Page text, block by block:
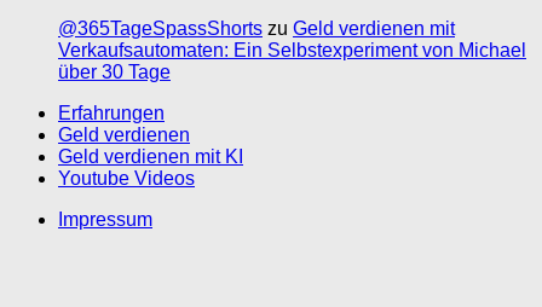
@365TageSpassShorts zu Geld verdienen mit
Verkaufsautomaten: Ein Selbstexperiment von Michael
über 30 Tage
Erfahrungen
Geld verdienen
Geld verdienen mit KI
Youtube Videos
Impressum